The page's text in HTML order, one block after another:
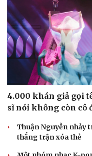
4.000 khán giả gọi
sĩ nói không còn cô
Thuận Nguyễn nhảy
thắng trận xóa thẻ